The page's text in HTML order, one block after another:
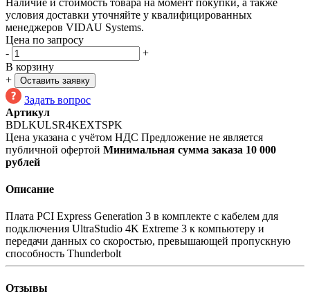
условия доставки уточняйте у квалифицированных
менеджеров VIDAU Systems.
Цена по запросу
-
+
В корзину
+
Оставить заявку
Задать вопрос
Артикул
BDLKULSR4KEXTSPK
Цена указана с учётом НДС Предложение не является
публичной офертой Минимальная сумма заказа 10 000
рублей
Описание
Плата PCI Express Generation 3 в комплекте c кабелем для
подключения UltraStudio 4K Extreme 3 к компьютеру и
передачи данных со скоростью, превышающей пропускную
способность Thunderbolt
Отзывы